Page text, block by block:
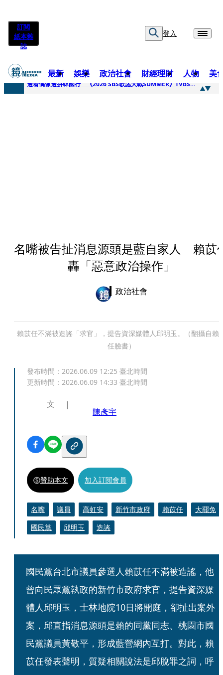
訂閱
紙本雜
誌
登入
最新 娛樂 政治社會 財經理財 人物 美
快訊
邊看偶像邊拚韓國行 《2026 SBS歌謠大戰SUMMER》TVBS直播祭追星福利
名嘴被告扯消息源頭是藍自家人 賴苡
轟「惡意政治操作」
政治社會
賴苡任不滿被造謠「求官」，提告資深媒體人邱明玉。（翻攝自賴
任臉書）
發布時間： 2026.06.09 12:25 臺北時間
更新時間： 2026.06.09 14:33 臺北時間
文
陳彥宇
贊助本文 加入訂閱會員
名嘴 議員 高虹安 新竹市政府 賴苡任
大罷免
國民黨
邱明玉 造謠
國民黨台北市議員參選人賴苡任不滿被造謠，他
曾向民眾黨執政的新竹市政府求官，提告資深媒
體人邱明玉，士林地院10日將開庭，卻扯出案外
案，邱直指消息源頭是賴的同黨同志、桃園市國
民黨議員黃敬平，形成藍營網內互打。對此，賴
苡任發表聲明，質疑相關說法是邱脫罪之詞，呼